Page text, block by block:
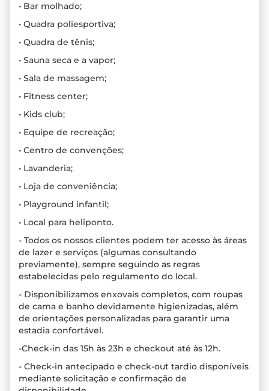
• Bar molhado;
• Quadra poliesportiva;
• Quadra de tênis;
• Sauna seca e a vapor;
• Sala de massagem;
• Fitness center;
• Kids club;
• Equipe de recreação;
• Centro de convenções;
• Lavanderia;
• Loja de conveniência;
• Playground infantil;
• Local para heliponto.
- Todos os nossos clientes podem ter acesso às áreas
de lazer e serviços (algumas consultando
previamente), sempre seguindo as regras
estabelecidas pelo regulamento do local.
- Disponibilizamos enxovais completos, com roupas
de cama e banho devidamente higienizadas, além
de orientações personalizadas para garantir uma
estadia confortável.
-Check-in das 15h às 23h e checkout até às 12h.
- Check-in antecipado e check-out tardio disponíveis
mediante solicitação e confirmação de